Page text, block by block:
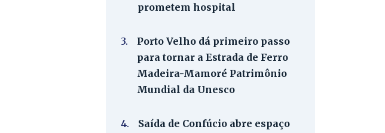
prometem hospital
3.
Porto Velho dá primeiro passo
para tornar a Estrada de Ferro
Madeira-Mamoré Patrimônio
Mundial da Unesco
4.
Saída de Confúcio abre espaço